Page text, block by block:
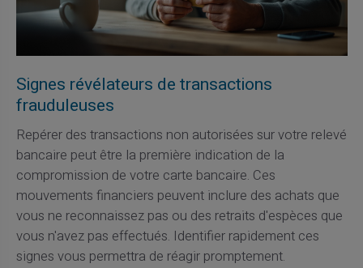
Signes révélateurs de transactions
frauduleuses
Repérer des transactions non autorisées sur votre relevé
bancaire peut être la première indication de la
compromission de votre carte bancaire. Ces
mouvements financiers peuvent inclure des achats que
vous ne reconnaissez pas ou des retraits d'espèces que
vous n'avez pas effectués. Identifier rapidement ces
signes vous permettra de réagir promptement.